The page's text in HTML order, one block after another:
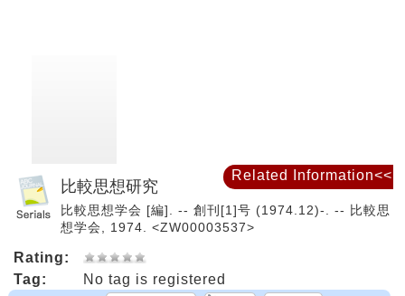
比較思想研究
比較思想学会 [編]. -- 創刊[1]号 (1974.12)-. -- 比較思
想学会, 1974. <ZW00003537>
Rating:
Tag:
No tag is registered
Related Information<<